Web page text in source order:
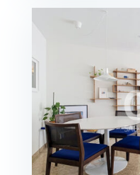
395.000€